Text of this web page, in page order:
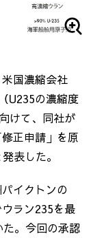
国濃縮会社
U235の濃縮度
けて、同社が
正申請」を原
表した。
イクトンの
ラン235を最
。今回の承認